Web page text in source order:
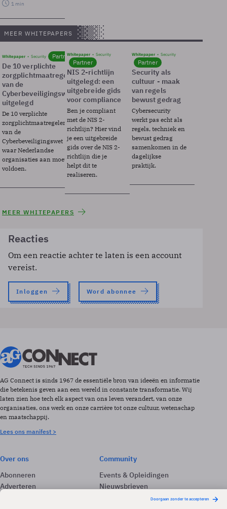
1 min
MEER WHITEPAPERS
Whitepaper Security Partner
De 10 verplichte
zorgplichtmaatregelen
van de
Cyberbeveiligingswet
uitgelegd
De 10 verplichte
zorgplichtmaatregelen
van de
Cyberbeveiligingswet
waar Nederlandse
organisaties aan moeten
voldoen.
Whitepaper Security
Partner
NIS 2-richtlijn
uitgelegd: een
uitgebreide gids
voor compliance
Ben je compliant
met de NIS 2-
richtlijn? Hier vind
je een uitgebreide
gids over de NIS 2-
richtlijn die je
helpt dit te
realiseren.
Whitepaper Security
Partner
Security als
cultuur - maak
van regels
bewust gedrag
Cybersecurity
werkt pas echt als
regels, techniek en
bewust gedrag
samenkomen in de
dagelijkse
praktijk.
MEER WHITEPAPERS
Reacties
Om een reactie achter te laten is een account
vereist.
Inloggen Word abonnee
AG Connect is sinds 1967 de essentiële bron van ideeën en informatie
die betekenis geven aan een wereld in constante transformatie. Wij
laten zien hoe tech elk aspect van ons leven verandert, van onze
organisaties, ons werk en onze carrière tot onze cultuur, wetenschap
en maatschappij.
Lees ons manifest >
Over ons
Abonneren
Adverteren
Community
Events & Opleidingen
Nieuwsbrieven